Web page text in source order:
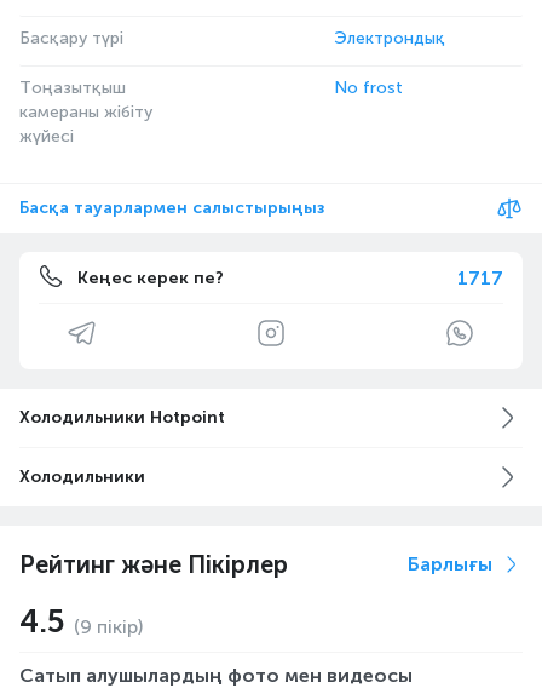
Басқару түрі Электрондық
Тоңазытқыш
камераны жібіту
жүйесі
No frost
Басқа тауарлармен салыстырыңыз
Кеңес керек пе? 1717
Холодильники Hotpoint
Холодильники
Рейтинг және Пікірлер Барлығы
4.5 (9 пікір)
Сатып алушылардың фото мен видеосы